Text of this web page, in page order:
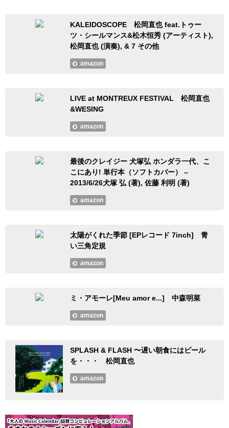
KALEIDOSCOPE 松岡直也 feat.トゥー
ツ・シールマンス&松木恒秀 (アーティスト),
松岡直也 (演奏), & 7 その他
amazon
LIVE at MONTREUX FESTIVAL 松岡直也
&WESING
amazon
最後のクレイジー 犬塚弘 ホンダラ一代、こ
こにあり! 単行本（ソフトカバー） –
2013/6/26犬塚 弘 (著), 佐藤 利明 (著)
amazon
太陽がくれた季節 [EPレコード 7inch] 青
い三角定規
amazon
ミ・アモーレ[Meu amor e...] 中森明菜
amazon
SPLASH & FLASH 〜遅い朝食にはビール
を・・・ 松岡直也
amazon